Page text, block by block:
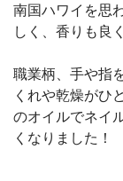
南国ハワイを思
しく、香りも良
職業柄、手や指
くれや乾燥がひ
のオイルでネイ
くなりました！